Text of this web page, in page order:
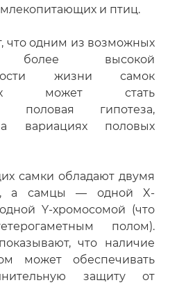
и птиц.
что одним из возможных
более высокой
жизни самок
может стать
половая гипотеза,
вариациях половых
самки обладают двумя
а самцы — одной X-
Y-хромосомой (что
полом).
что наличие
может обеспечивать
защиту от